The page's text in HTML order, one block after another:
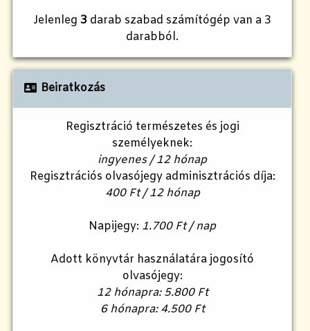
Jelenleg 3 darab szabad számítógép van a 3
darabból.
Beiratkozás
Regisztráció természetes és jogi
személyeknek:
ingyenes / 12 hónap
Regisztrációs olvasójegy adminisztrációs díja:
400 Ft / 12 hónap
Napijegy: 1.700 Ft / nap
Adott könyvtár használatára jogosító
olvasójegy:
12 hónapra: 5.800 Ft
6 hónapra: 4.500 Ft